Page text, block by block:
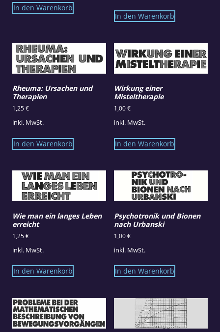
In den Warenkorb
In den Warenkorb
Rheuma: Ursachen und
Therapien
1,25€
inkl. MwSt.
In den Warenkorb
Wirkung einer
Misteltherapie
1,00€
inkl. MwSt.
In den Warenkorb
Wie man ein langes Leben
erreicht
1,25€
inkl. MwSt.
In den Warenkorb
Psychotronik und Bionen
nach Urbanski
1,00€
inkl. MwSt.
In den Warenkorb